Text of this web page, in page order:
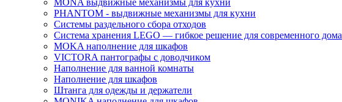
MONA выдвижные механизмы для кухни
PHANTOM - выдвижные механизмы для кухни
Системы раздельного сбора отходов
Система хранения LEGO — гибкое решение для современного дома
MOKA наполнение для шкафов
VICTORA пантографы с доводчиком
Наполнение для ванной комнаты
Наполнение для шкафов
Штанга для одежды и держатели